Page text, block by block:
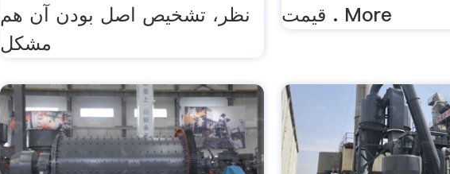
نظر، تشخیص اصل بودن آن هم
مشکل
قیمت . More